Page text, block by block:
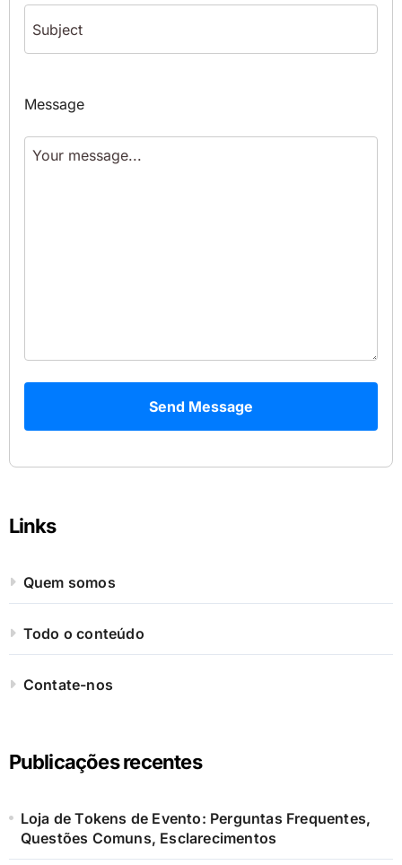
Message
Send Message
Links
Quem somos
Todo o conteúdo
Contate-nos
Publicações recentes
Loja de Tokens de Evento: Perguntas Frequentes,
Questões Comuns, Esclarecimentos